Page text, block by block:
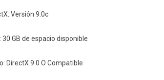
Versión 9.0c
GB de espacio disponible
DirectX 9.0 O Compatible